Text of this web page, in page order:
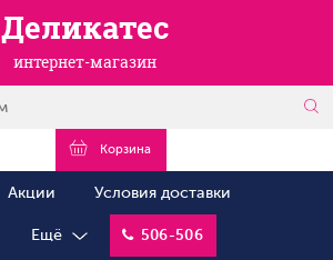
Деликатес
интернет-магазин
Корзина
Акции Условия доставки
Ещё 506-506